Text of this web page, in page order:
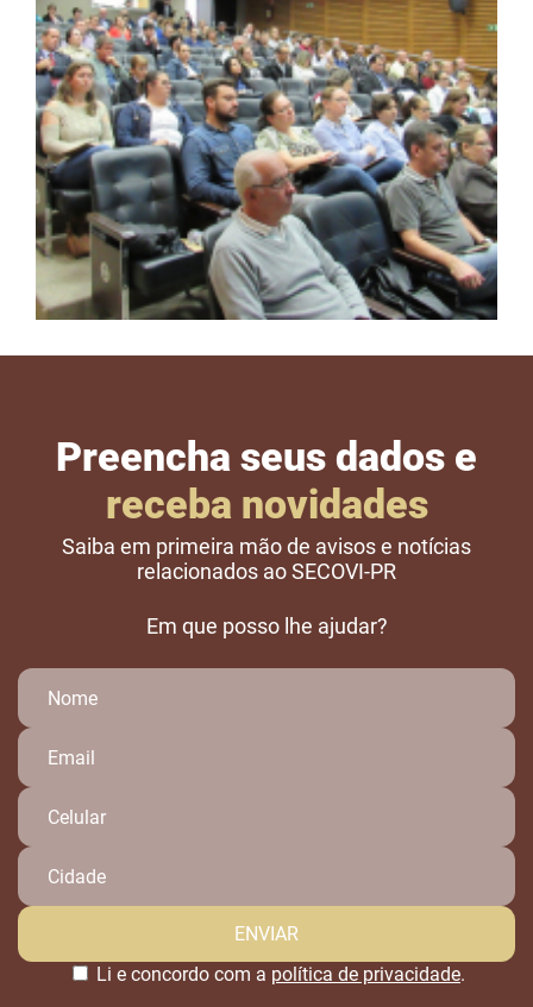
Preencha seus dados e
receba novidades
Saiba em primeira mão de avisos e notícias
relacionados ao SECOVI-PR
Em que posso lhe ajudar?
Li e concordo com a política de privacidade.